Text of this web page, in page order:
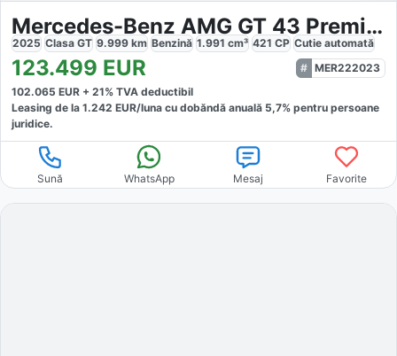
Mercedes-Benz AMG GT 43 Premium
2025 Clasa GT 9.999 km Benzină 1.991 cm³ 421 CP Cutie automată
123.499 EUR
MER222023
102.065 EUR + 21% TVA deductibil
Leasing de la 1.242 EUR/luna cu dobăndă anuală 5,7% pentru persoane
juridice.
Sună WhatsApp Mesaj Favorite